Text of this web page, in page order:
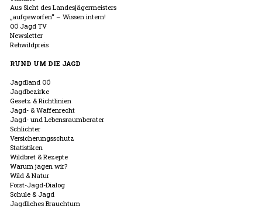
Aus Sicht des Landesjägermeisters
„aufgeworfen“ – Wissen intern!
OÖ Jagd TV
Newsletter
Rehwildpreis
RUND UM DIE JAGD
Jagdland OÖ
Jagdbezirke
Gesetz & Richtlinien
Jagd- & Waffenrecht
Jagd- und Lebensraumberater
Schlichter
Versicherungsschutz
Statistiken
Wildbret & Rezepte
Warum jagen wir?
Wild & Natur
Forst-Jagd-Dialog
Schule & Jagd
Jagdliches Brauchtum